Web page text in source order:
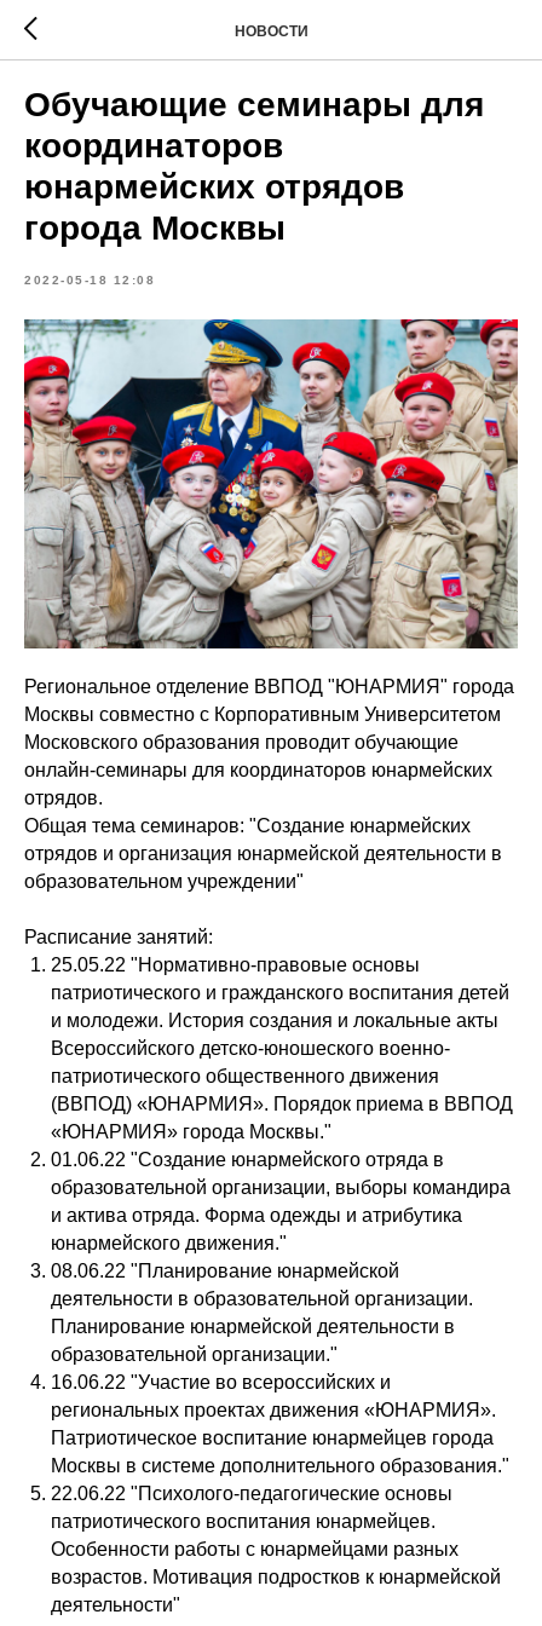
НОВОСТИ
Обучающие семинары для
координаторов
юнармейских отрядов
города Москвы
2022-05-18 12:08
Региональное отделение ВВПОД "ЮНАРМИЯ" города
Москвы совместно с Корпоративным Университетом
Московского образования проводит обучающие
онлайн-семинары для координаторов юнармейских
отрядов.
Общая тема семинаров: "Создание юнармейских
отрядов и организация юнармейской деятельности в
образовательном учреждении"
Расписание занятий:
25.05.22 "Нормативно-правовые основы
патриотического и гражданского воспитания детей
и молодежи. История создания и локальные акты
Всероссийского детско-юношеского военно-
патриотического общественного движения
(ВВПОД) «ЮНАРМИЯ». Порядок приема в ВВПОД
«ЮНАРМИЯ» города Москвы."
01.06.22 "Создание юнармейского отряда в
образовательной организации, выборы командира
и актива отряда. Форма одежды и атрибутика
юнармейского движения."
08.06.22 "Планирование юнармейской
деятельности в образовательной организации.
Планирование юнармейской деятельности в
образовательной организации."
16.06.22 "Участие во всероссийских и
региональных проектах движения «ЮНАРМИЯ».
Патриотическое воспитание юнармейцев города
Москвы в системе дополнительного образования."
22.06.22 "Психолого-педагогические основы
патриотического воспитания юнармейцев.
Особенности работы с юнармейцами разных
возрастов. Мотивация подростков к юнармейской
деятельности"